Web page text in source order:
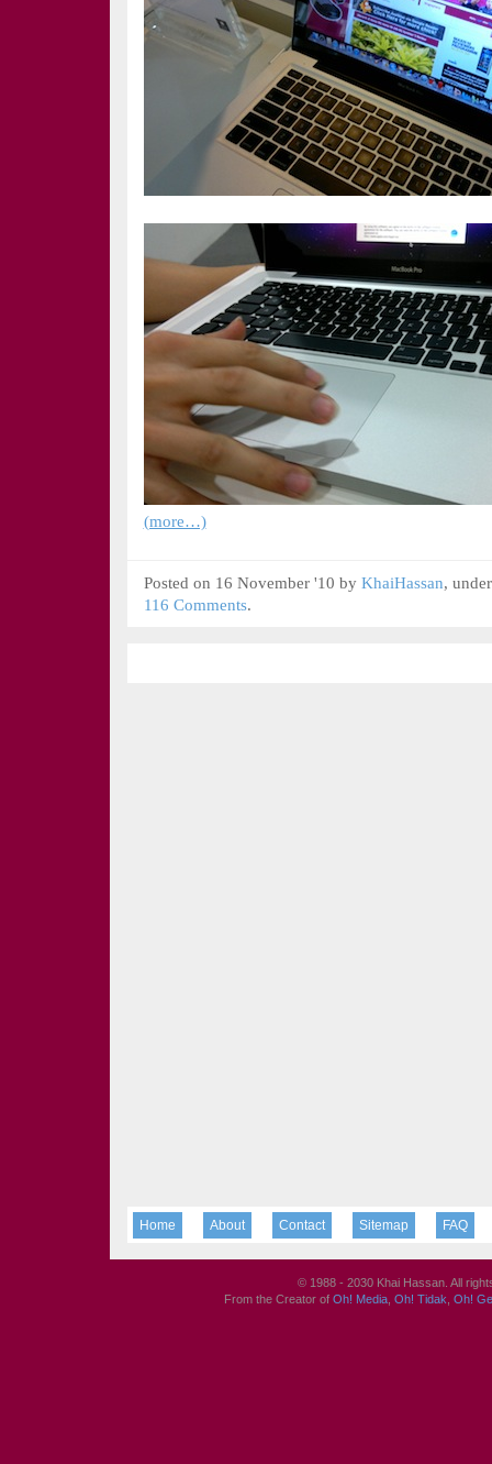
(more…)
Posted on 16 November '10 by KhaiHassan,
116 Comments.
Home About Contact Sitemap FAQ
© 1988 - 2030 Khai Hassan. All
From the Creator of Oh! Media Oh! Tidak Oh!